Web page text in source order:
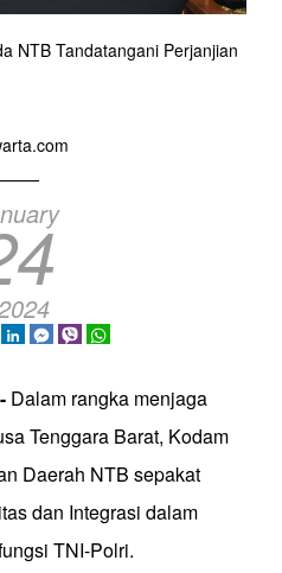
NTB Tandatangani Perjanjian
Dalam rangka menjaga
Tenggara Barat, Kodam
Daerah NTB sepakat
dan Integrasi dalam
TNI-Polri.